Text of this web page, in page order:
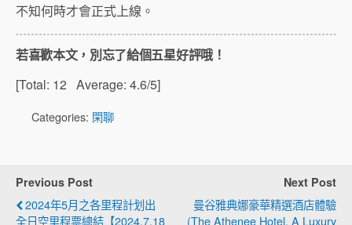
不知何時才會正式上線。
若喜歡本文，別忘了給個五星好評哦！
[Total: 12 Average: 4.6/5]
Categories: 閑聊
Previous Post
2024年5月之各里程計划出
全日空里程票總結【2024.7.18
Next Post
曼谷雅典娜豪華精選酒店體驗
(The Athenee Hotel, A Luxury